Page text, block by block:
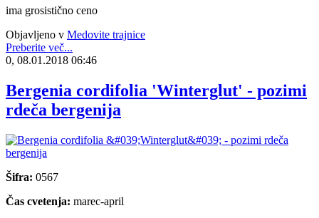
ima grosistično ceno
Objavljeno v Medovite trajnice
Preberite več...
0, 08.01.2018 06:46
Bergenia cordifolia 'Winterglut' - pozimi
rdeča bergenija
Šifra: 0567
Čas cvetenja: marec-april